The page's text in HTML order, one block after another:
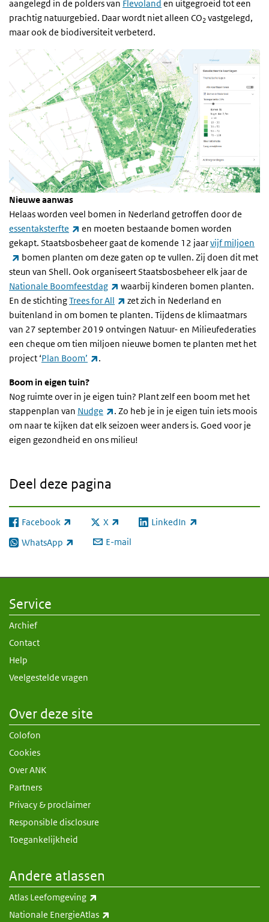
aangelegd in de polders van Flevoland en uitgegroeid tot een
prachtig natuurgebied. Daar wordt niet alleen CO2vastgelegd,
maar ook de biodiversiteit verbeterd.
Nieuwe aanwas
Helaas worden veel bomen in Nederland getroffen door de
essentaksterfte
(externe link)
en moeten bestaande bomen worden
gekapt. Staatsbosbeheer gaat de komende 12 jaarvijf miljoen
(externe link)
bomen planten om deze gaten op te vullen. Zij doen dit met
steun van Shell. Ook organiseert Staatsbosbeheer elk jaar de
Nationale Boomfeestdag
(externe link)
waarbij kinderen bomen planten.
En de stichtingTrees for All (externe link)
zet zich in Nederland en
buitenland in om bomen te planten. Tijdens de klimaatmars
van 27 september 2019 ontvingen Natuur- en Milieufederaties
een cheque om tien miljoen nieuwe bomen te planten met het
project ‘Plan Boom’ (externe link)
.
Boom in eigen tuin?
Nog ruimte over in je eigen tuin? Plant zelf een boom met het
stappenplan van Nudge (externe link)
. Zo heb je in je eigen tuin iets moois
om naar te kijken dat elk seizoen weer anders is. Goed voor je
eigen gezondheid en ons milieu!
Deel deze pagina
Facebook
(externe link) X
(externe link) LinkedIn
(externe link)
WhatsApp
(externe link) E-mail
Service
Archief
Contact
Help
Veelgestelde vragen
Over deze site
Colofon
Cookies
Over ANK
Partners
Privacy & proclaimer
Responsible disclosure
Toegankelijkheid
Andere atlassen
Atlas Leefomgeving
Nationale EnergieAtlas